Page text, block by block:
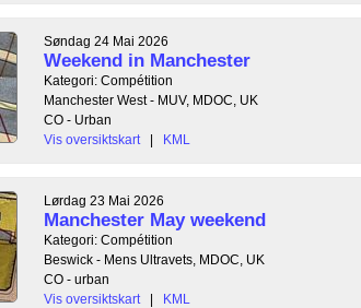
Søndag 24 Mai 2026
Weekend in Manchester
Kategori: Compétition
Manchester West - MUV, MDOC, UK
CO - Urban
Vis oversiktskart
| KML
Lørdag 23 Mai 2026
Manchester May weekend
Kategori: Compétition
Beswick - Mens Ultravets, MDOC, UK
CO - urban
Vis oversiktskart
| KML